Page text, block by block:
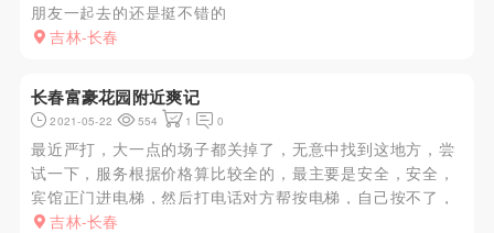
朋友一起去的还是挺不错的
吉林-长春
长春富豪花园附近爽记
2021-05-22 554 1 0
最近严打，大一点的场子都关掉了，无意中找到这地方，尝
试一下，服务根据价格算比较全的，最主要是安全，安全，
宾馆正门进电梯，然后打电话对方帮按电梯，自己按不了，
没有他们那层电梯按键，进屋后安排房间，然后选人，价格
吉林-长春